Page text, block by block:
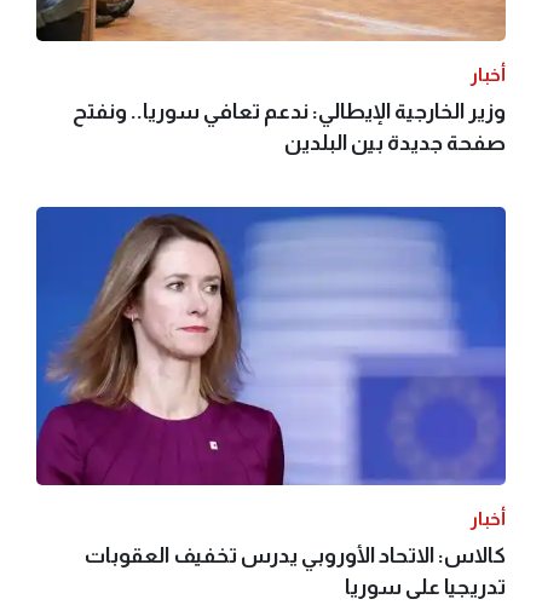
أخبار
وزير الخارجية الإيطالي: ندعم تعافي سوريا.. ونفتح
صفحة جديدة بين البلدين
أخبار
كالاس: الاتحاد الأوروبي يدرس تخفيف العقوبات
تدريجيا على سوريا